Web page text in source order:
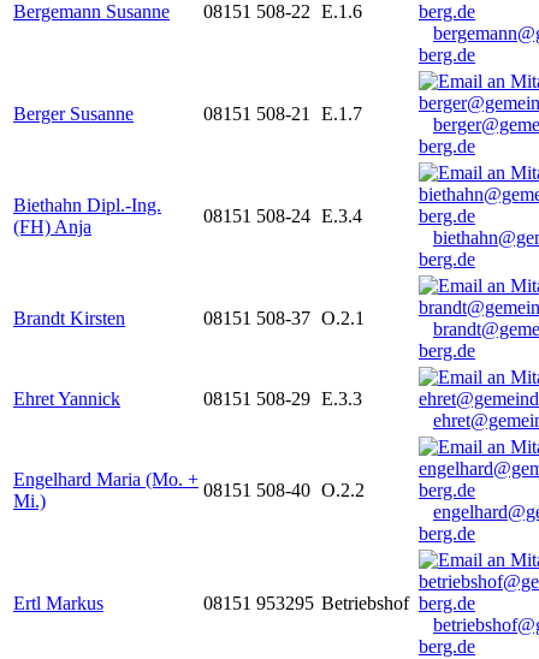
Bergemann Susanne 08151 508-22 E.1.6
berg.de
Berger Susanne 08151 508-21 E.1.7
berg.de
Biethahn Dipl.-Ing.
(FH) Anja
08151 508-24 E.3.4
berg.de
Brandt Kirsten 08151 508-37 O.2.1
berg.de
Ehret Yannick 08151 508-29 E.3.3
Engelhard Maria (Mo. +
Mi.)
08151 508-40 O.2.2
berg.de
Ertl Markus 08151 953295 Betriebshof
berg.de